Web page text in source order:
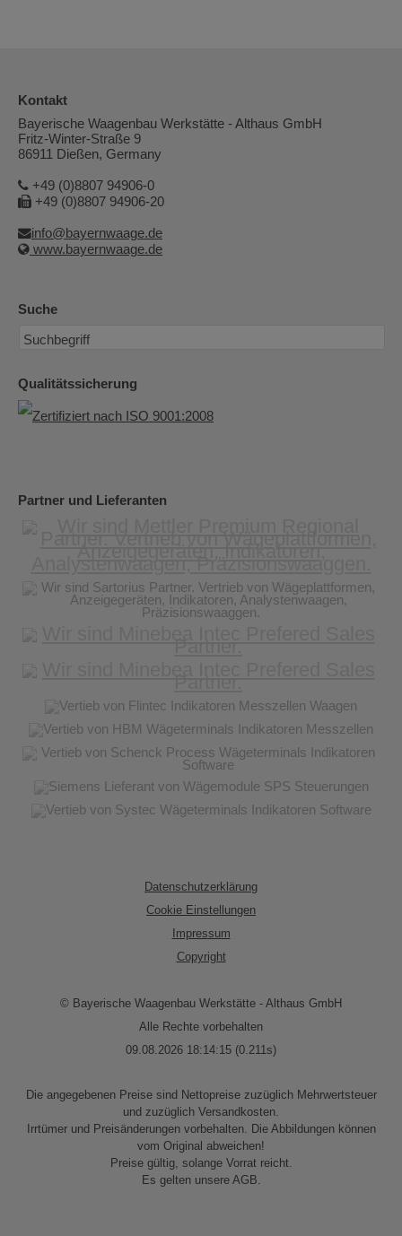
Kontakt
Bayerische Waagenbau Werkstätte - Althaus GmbH
Fritz-Winter-Straße 9
86911 Dießen, Germany
+49 (0)8807 94906-0
+49 (0)8807 94906-20
info@bayernwaage.de
www.bayernwaage.de
Suche
Qualitätssicherung
Partner und Lieferanten
Datenschutzerklärung
Cookie Einstellungen
Impressum
Copyright
© Bayerische Waagenbau Werkstätte - Althaus GmbH
Alle Rechte vorbehalten
09.08.2026 18:14:15 (0.211s)
Die angegebenen Preise sind Nettopreise zuzüglich Mehrwertsteuer
und zuzüglich Versandkosten.
Irrtümer und Preisänderungen vorbehalten. Die Abbildungen können
vom Original abweichen!
Preise gültig, solange Vorrat reicht.
Es gelten unsere AGB.